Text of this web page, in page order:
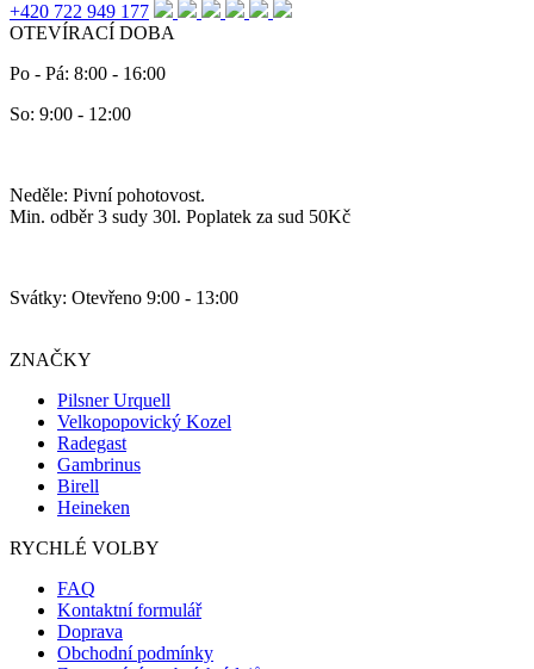
+420 722 949 177
OTEVÍRACÍ DOBA
Po - Pá: 8:00 - 16:00
So: 9:00 - 12:00
Neděle: Pivní pohotovost.
Min. odběr 3 sudy 30l. Poplatek za sud 50Kč
Svátky: Otevřeno 9:00 - 13:00
ZNAČKY
Pilsner Urquell
Velkopopovický Kozel
Radegast
Gambrinus
Birell
Heineken
RYCHLÉ VOLBY
FAQ
Kontaktní formulář
Doprava
Obchodní podmínky